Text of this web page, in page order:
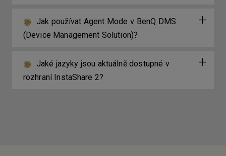
Jak používat Agent Mode v BenQ DMS
(Device Management Solution)?
Jaké jazyky jsou aktuálně dostupné v
rozhraní InstaShare 2?